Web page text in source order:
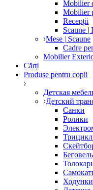
Mobilier
Mobilier
Recepții
Scaune
Mese | Scaune
Cadre
Mobilier
Cărți
Produse pentru copii
Детская
Детский
Санки
Ролики
Ходунки